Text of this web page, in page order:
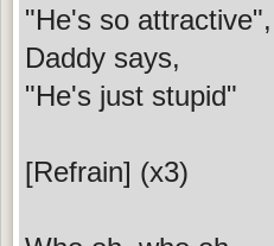
"He's so attractive",
Daddy says,
"He's just stupid"
[Refrain] (x3)